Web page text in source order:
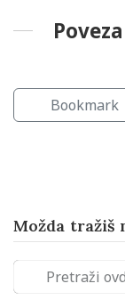
Bookmark
Možda tražiš